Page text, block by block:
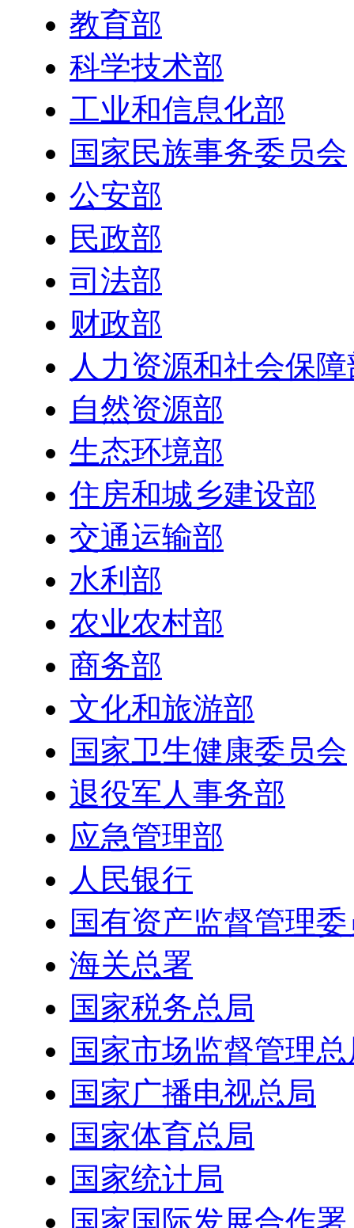
教育部
科学技术部
工业和信息化部
国家民族事务委员会
公安部
民政部
司法部
财政部
人力资源和社会保
自然资源部
生态环境部
住房和城乡建设部
交通运输部
水利部
农业农村部
商务部
文化和旅游部
国家卫生健康委员会
退役军人事务部
应急管理部
人民银行
国有资产监督管理
海关总署
国家税务总局
国家市场监督管理
国家广播电视总局
国家体育总局
国家统计局